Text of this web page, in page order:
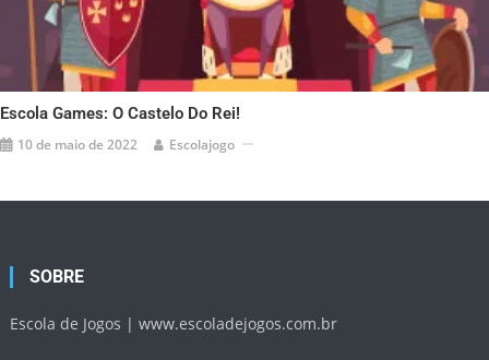
Escola Games: O Castelo Do Rei!
10 de maio de 2022 Escolajogo
SOBRE
Escola de Jogos |www.escoladejogos.com.br